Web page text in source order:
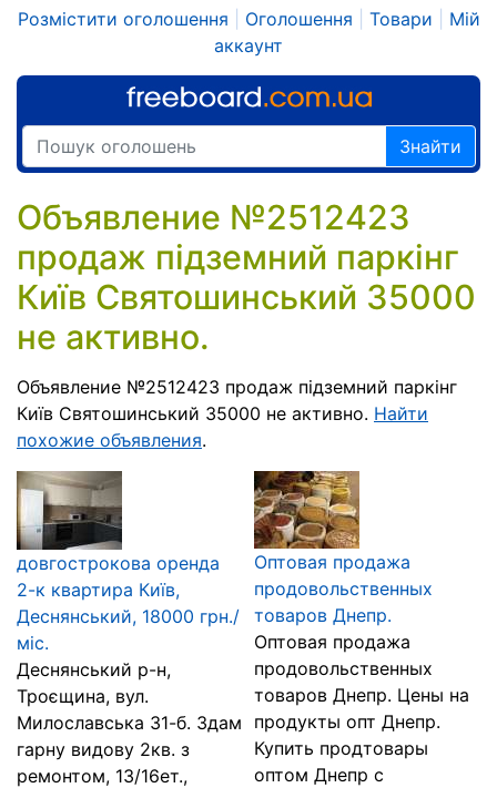
Розмістити оголошення Оголошення Товари
Мій
аккаунт
Знайти
Объявление №2512423
продаж підземний паркінг
Київ Святошинський 35000
не активно.
Объявление №2512423 продаж підземний паркінг
Київ Святошинський 35000 не активно. Найти
похожие объявления.
довгострокова оренда
2-к квартира Київ,
Деснянський, 18000 грн./
міс.
Деснянський р-н,
Троєщина, вул.
Милославська 31-б. Здам
гарну видову 2кв. з
ремонтом, 13/16ет.,
Оптовая продажа
продовольственных
товаров Днепр.
Оптовая продажа
продовольственных
товаров Днепр. Цены на
продукты опт Днепр.
Купить продтовары
оптом Днепр с